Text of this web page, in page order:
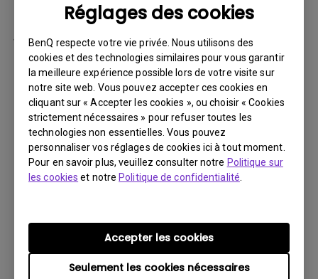
Réglages des cookies
BenQ respecte votre vie privée. Nous utilisons des
cookies et des technologies similaires pour vous garantir
la meilleure expérience possible lors de votre visite sur
notre site web. Vous pouvez accepter ces cookies en
cliquant sur « Accepter les cookies », ou choisir « Cookies
strictement nécessaires » pour refuser toutes les
technologies non essentielles. Vous pouvez
personnaliser vos réglages de cookies ici à tout moment.
Pour en savoir plus, veuillez consulter notre Politique sur
les cookies et notrePolitique de confidentialité
Seulement les cookies nécessaires
Accepter les cookies
par la suite.
Vous devez retourner le Produit à BenQ,
sauf indication contraire de BenQ, ou à un
prestataire de services agréé BenQ. Vous
devez prépayer les frais d’expédition, taxes
d’exportation, droits de douane et toutes
charges associées au transport du Produit
BenQ. De plus, vous êtes responsable de
l’assurance du Produit expédié et assumez
accompagnés (i) des matériaux d’expédition
et d’emballage d’origine, (ii) d’une description
du symptôme du Produit BenQ et (iii) d’une